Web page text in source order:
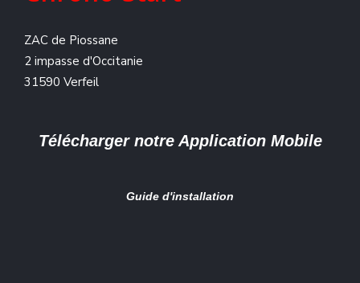
ZAC de Piossane
2 impasse d'Occitanie
31590 Verfeil
Télécharger notre Application Mobile
Guide d'installation